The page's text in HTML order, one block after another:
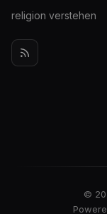
religion verstehen
©